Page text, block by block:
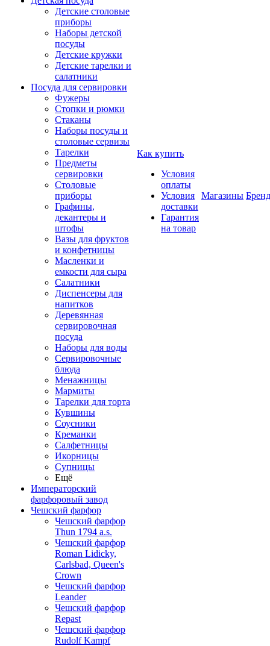
Детские столовые
приборы
Наборы детской
посуды
Детские кружки
Детские тарелки и
салатники
Посуда для сервировки
Фужеры
Стопки и рюмки
Стаканы
Наборы посуды и
столовые сервизы
Тарелки
Предметы
сервировки
Столовые
приборы
Графины,
декантеры и
штофы
Вазы для фруктов
и конфетницы
Масленки и
емкости для сыра
Салатники
Диспенсеры для
напитков
Деревянная
сервировочная
посуда
Наборы для воды
Сервировочные
блюда
Менажницы
Мармиты
Тарелки для торта
Кувшины
Соусники
Креманки
Салфетницы
Икорницы
Супницы
Ещё
Императорский
фарфоровый завод
Чешский фарфор
Чешский фарфор
Thun 1794 a.s.
Чешский фарфор
Roman Lidicky,
Carlsbad, Queen's
Crown
Чешский фарфор
Leander
Чешский фарфор
Repast
Чешский фарфор
Rudolf Kampf
Как купить
Условия
оплаты
Условия
доставки
Гарантия
на товар
Магазины